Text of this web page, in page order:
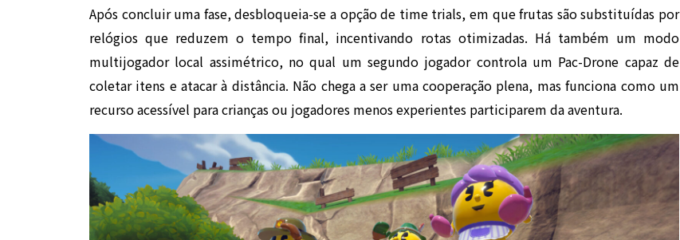
Após concluir uma fase, desbloqueia-se a opção de time trials, em que frutas são substituídas por
relógios que reduzem o tempo final, incentivando rotas otimizadas. Há também um modo
multijogador local assimétrico, no qual um segundo jogador controla um Pac-Drone capaz de
coletar itens e atacar à distância. Não chega a ser uma cooperação plena, mas funciona como um
recurso acessível para crianças ou jogadores menos experientes participarem da aventura.